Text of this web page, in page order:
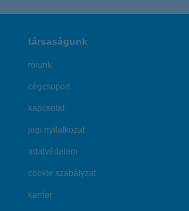
társaságunk
rólunk
cégcsoport
kapcsolat
jogi nyilatkozat
adatvédelem
cookie szabályzat
karrier